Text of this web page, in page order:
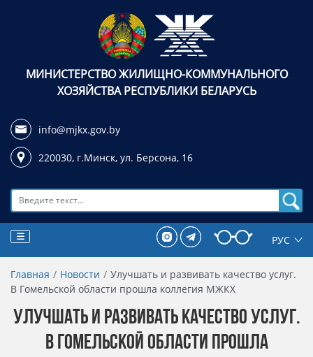
МИНИСТЕРСТВО ЖИЛИЩНО-КОММУНАЛЬНОГО
ХОЗЯЙСТВА РЕСПУБЛИКИ БЕЛАРУСЬ
info@mjkx.gov.by
220030, г.Минск, ул. Берсона, 16
Поиск
Главная Новости
Улучшать и развивать качество услуг.
В Гомельской области прошла коллегия МЖКХ
УЛУЧШАТЬ И РАЗВИВАТЬ КАЧЕСТВО УСЛУГ.
В ГОМЕЛЬСКОЙ ОБЛАСТИ ПРОШЛА